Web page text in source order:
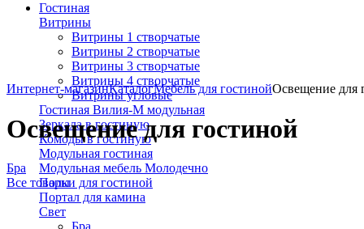
Гостиная
Витрины
Витрины 1 створчатые
Витрины 2 створчатые
Витрины 3 створчатые
Витрины 4 створчатые
Витрины угловые
Гостиная Вилия-М модульная
Зеркала в гостиную
Комоды в гостиную
Модульная гостиная
Модульная мебель Молодечно
Полки для гостиной
Портал для камина
Свет
Интернет-магазинКаталогМебель для гостинойОсвещение для
Освещение для гостиной
Бра
Все товары